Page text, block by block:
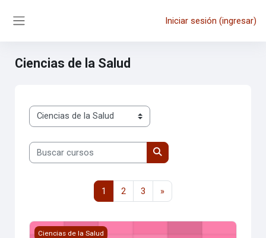
Iniciar sesión (ingresar)
Ciencias de la Salud
Categorías
Buscar cursos
Buscar cursos
1 Página 1
2 Página 2
3 Página 3
»Página siguiente
MOD PRIMEROS AUXILIOS 387-389 AUX. PARVULARIA-
Ciencias de la Salud